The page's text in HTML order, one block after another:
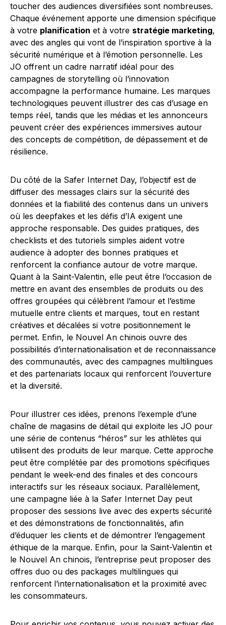
toucher des audiences diversifiées sont nombreuses.
Chaque événement apporte une dimension spécifique
à votre planification et à votre stratégie marketing,
avec des angles qui vont de l’inspiration sportive à la
sécurité numérique et à l’émotion personnelle. Les
JO offrent un cadre narratif idéal pour des
campagnes de storytelling où l’innovation
accompagne la performance humaine. Les marques
technologiques peuvent illustrer des cas d’usage en
temps réel, tandis que les médias et les annonceurs
peuvent créer des expériences immersives autour
des concepts de compétition, de dépassement et de
résilience.
Du côté de la Safer Internet Day, l’objectif est de
diffuser des messages clairs sur la sécurité des
données et la fiabilité des contenus dans un univers
où les deepfakes et les défis d’IA exigent une
approche responsable. Des guides pratiques, des
checklists et des tutoriels simples aident votre
audience à adopter des bonnes pratiques et
renforcent la confiance autour de votre marque.
Quant à la Saint-Valentin, elle peut être l’occasion de
mettre en avant des ensembles de produits ou des
offres groupées qui célèbrent l’amour et l’estime
mutuelle entre clients et marques, tout en restant
créatives et décalées si votre positionnement le
permet. Enfin, le Nouvel An chinois ouvre des
possibilités d’internationalisation et de reconnaissance
des communautés, avec des campagnes multilingues
et des partenariats locaux qui renforcent l’ouverture
et la diversité.
Pour illustrer ces idées, prenons l’exemple d’une
chaîne de magasins de détail qui exploite les JO pour
une série de contenus “héros” sur les athlètes qui
utilisent des produits de leur marque. Cette approche
peut être complétée par des promotions spécifiques
pendant le week-end des finales et des concours
interactifs sur les réseaux sociaux. Parallèlement,
une campagne liée à la Safer Internet Day peut
proposer des sessions live avec des experts sécurité
et des démonstrations de fonctionnalités, afin
d’éduquer les clients et de démontrer l’engagement
éthique de la marque. Enfin, pour la Saint-Valentin et
le Nouvel An chinois, l’entreprise peut proposer des
offres duo ou des packages multilingues qui
renforcent l’internationalisation et la proximité avec
les consommateurs.